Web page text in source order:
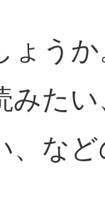
ょうか
みた
、な